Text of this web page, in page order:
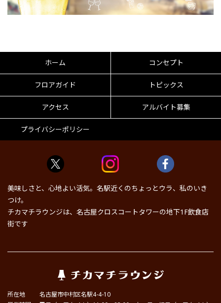
ホーム コンセプト
フロアガイド トピックス
アクセス アルバイト募集
プライバシーポリシー
美味しさと、心地よい活気。名駅近くのちょっとウラ、私のいき
つけ。
チカマチラウンジは、名古屋クロスコートタワーの地下1F飲食店
街です
所在地
名古屋市中村区名駅4-4-10